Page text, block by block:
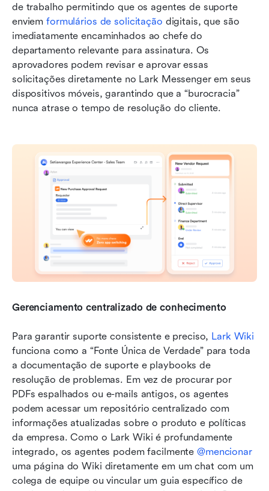
de trabalho permitindo que os agentes de suporte
enviem formulários de solicitação digitais, que são
imediatamente encaminhados ao chefe do
departamento relevante para assinatura. Os
aprovadores podem revisar e aprovar essas
solicitações diretamente no Lark Messenger em seus
dispositivos móveis, garantindo que a “burocracia”
nunca atrase o tempo de resolução do cliente.
Gerenciamento centralizado de conhecimento
Para garantir suporte consistente e preciso, Lark Wiki
funciona como a “Fonte Única de Verdade” para toda
a documentação de suporte e playbooks de
resolução de problemas. Em vez de procurar por
PDFs espalhados ou e-mails antigos, os agentes
podem acessar um repositório centralizado com
informações atualizadas sobre o produto e políticas
da empresa. Como o Lark Wiki é profundamente
integrado, os agentes podem facilmente @mencionar
uma página do Wiki diretamente em um chat com um
colega de equipe ou vincular um guia específico de